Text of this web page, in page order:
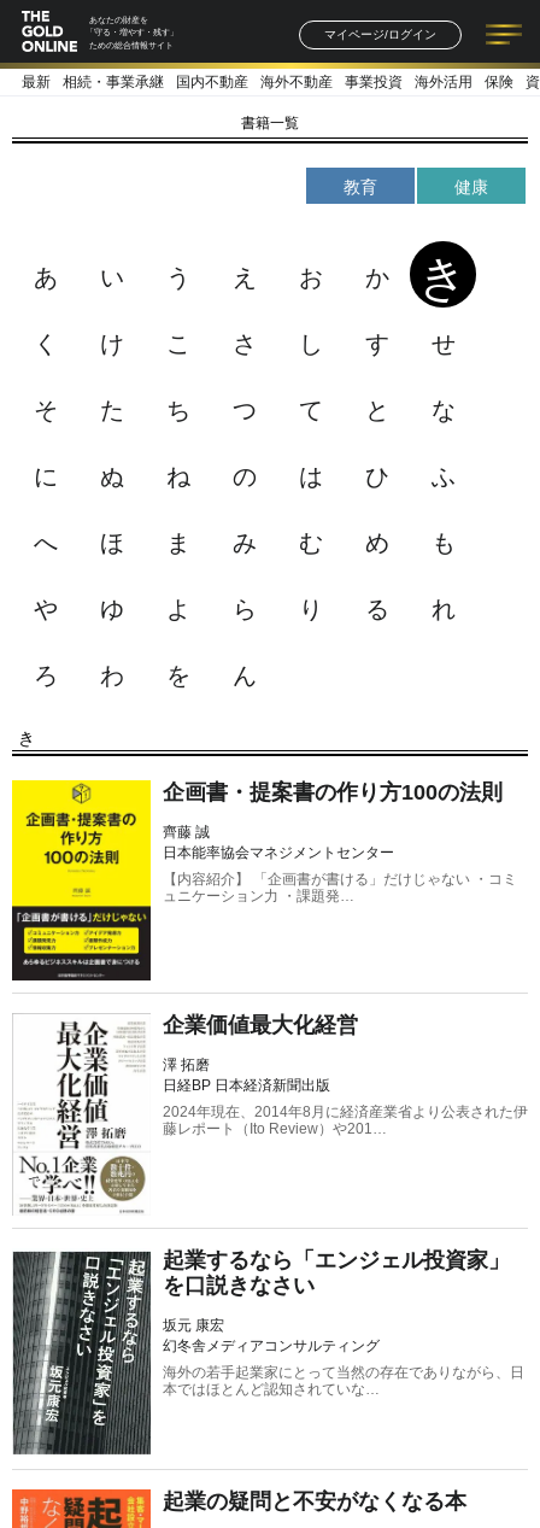
あなたの財産を
「守る・増やす・残す」
ための総合情報サイト
マイページ/ログイン
記事一覧 連載一覧
著者一覧 書籍一覧
最新 相続・事業承継 国内不動産 海外不動産 事業投資 海外活用 保険
書籍一覧
教育 健康
あ い う え お か き
く け こ さ し す せ
そ た ち つ て と な
に ぬ ね の は ひ ふ
へ ほ ま み む め も
や ゆ よ ら り る れ
ろ わ を ん
き
企画書・提案書の作り方100の法則
齊藤 誠
日本能率協会マネジメントセンター
【内容紹介】 「企画書が書ける」だけじゃない ・コミ
ュニケーション力 ・課題発…
企業価値最大化経営
澤 拓磨
日経BP 日本経済新聞出版
2024年現在、2014年8月に経済産業省より公表された伊
藤レポート（Ito Review）や201…
起業するなら「エンジェル投資家」
を口説きなさい
坂元 康宏
幻冬舎メディアコンサルティング
海外の若手起業家にとって当然の存在でありながら、日
本ではほとんど認知されていな…
起業の疑問と不安がなくなる本